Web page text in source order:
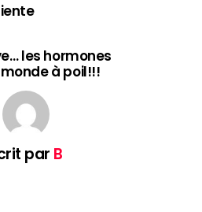
les hormones
à poil!!!
par B